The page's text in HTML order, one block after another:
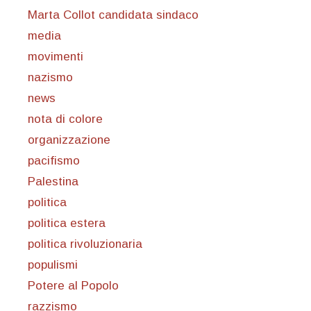
Marta Collot candidata sindaco
media
movimenti
nazismo
news
nota di colore
organizzazione
pacifismo
Palestina
politica
politica estera
politica rivoluzionaria
populismi
Potere al Popolo
razzismo